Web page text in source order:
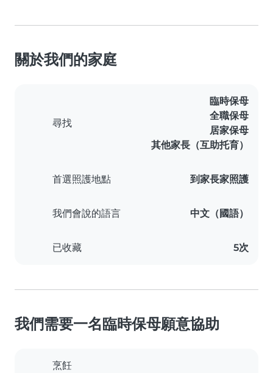
關於我們的家庭
尋找
臨時保母
全職保母
居家保母
其他家長（互助托育）
首選照護地點 到家長家照護
我們會說的語言 中文（國語）
已收藏 5次
我們需要一名臨時保母願意協助
烹飪